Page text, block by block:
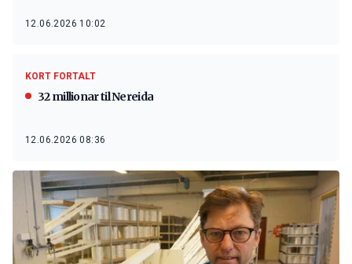
12.06.2026 10:02
KORT FORTALT
32 millionar til Nereida
12.06.2026 08:36